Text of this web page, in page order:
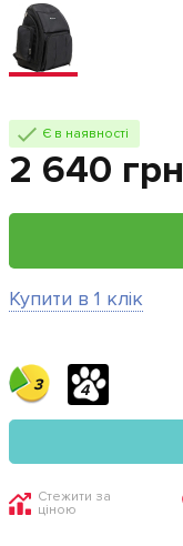
Є в наявності
2 640 грн
Купити в 1 клік
3 4
Стежити за
ціною